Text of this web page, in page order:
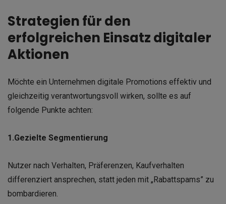
Strategien für den
erfolgreichen Einsatz digitaler
Aktionen
Möchte ein Unternehmen digitale Promotions effektiv und
gleichzeitig verantwortungsvoll wirken, sollte es auf
folgende Punkte achten:
1.Gezielte Segmentierung
Nutzer nach Verhalten, Präferenzen, Kaufverhalten
differenziert ansprechen, statt jeden mit „Rabattspams” zu
bombardieren.